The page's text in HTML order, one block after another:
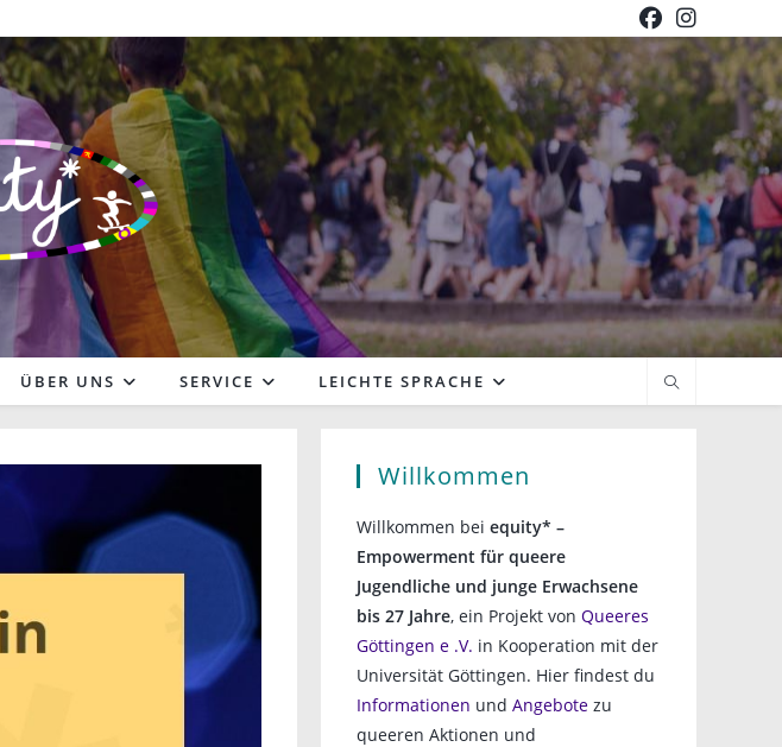
ÜBER UNS SERVICE LEICHTE SPRACHE
Willkommen
Willkommen bei equity* –
Empowerment für queere
Jugendliche und junge Erwachsene
bis 27 Jahre, ein Projekt von Queeres
Göttingen e .V. in Kooperation mit der
Universität Göttingen. Hier findest du
Informationen und Angebote zu
queeren Aktionen und